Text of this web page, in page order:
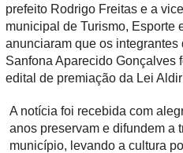
prefeito Rodrigo Freitas e a
municipal de Turismo, Esporte
anunciaram que os
Sanfona Aparecido Gonçalves
edital de premiação da Lei
A notícia foi recebida com
anos preservam e difundem a
município, levando a cultura